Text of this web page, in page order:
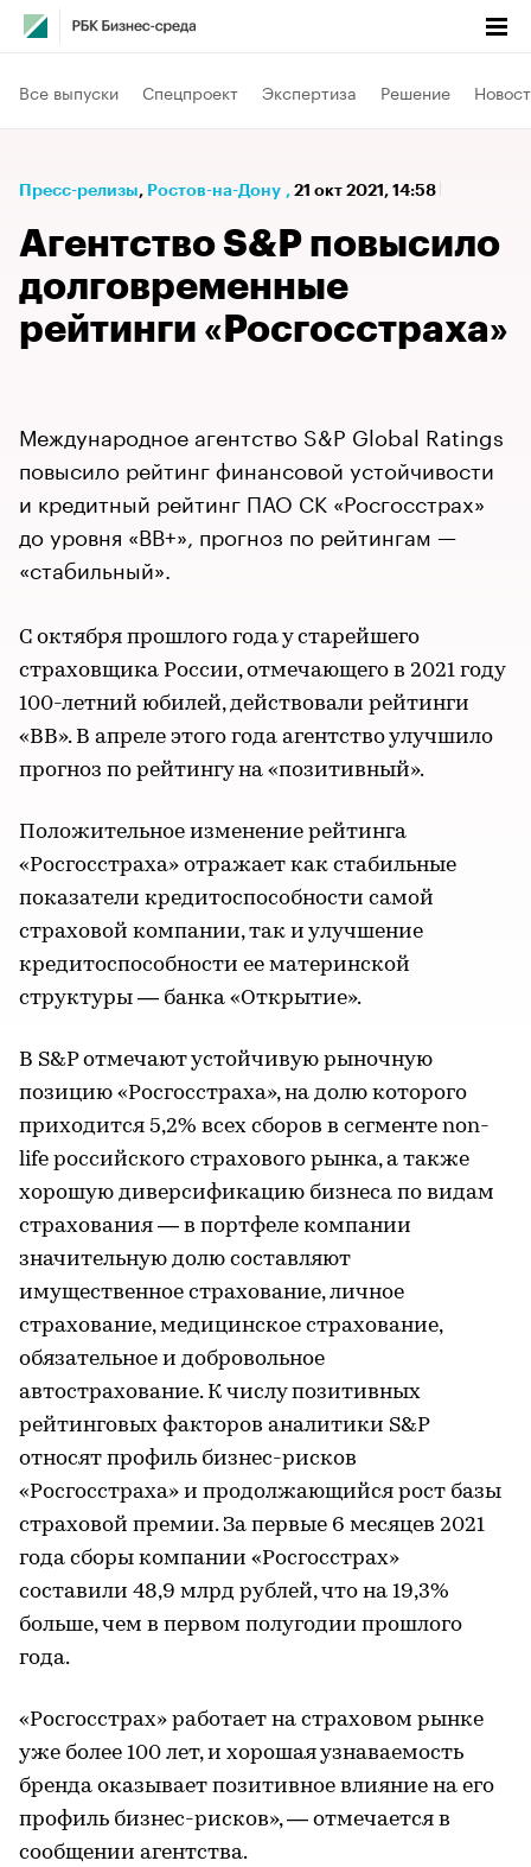
Все выпуски Спецпроект Экспертиза Решение
Пресс-релизы⁠, Ростов-на-Дону , 21 окт 2021, 14:58
Агентство S&P повысило
долговременные
рейтинги «Росгосстраха»
Международное агентство S&P Global Ratings
повысило рейтинг финансовой устойчивости
и кредитный рейтинг ПАО СК «Росгосстрах»
до уровня «BB+», прогноз по рейтингам —
«стабильный».
С октября прошлого года у старейшего
страховщика России, отмечающего в 2021 году
100-летний юбилей, действовали рейтинги
«BB». В апреле этого года агентство улучшило
прогноз по рейтингу на «позитивный».
Положительное изменение рейтинга
«Росгосстраха» отражает как стабильные
показатели кредитоспособности самой
страховой компании, так и улучшение
кредитоспособности ее материнской
структуры — банка «Открытие».
В S&P отмечают устойчивую рыночную
позицию «Росгосстраха», на долю которого
приходится 5,2% всех сборов в сегменте non-
life российского страхового рынка, а также
хорошую диверсификацию бизнеса по видам
страхования — в портфеле компании
значительную долю составляют
имущественное страхование, личное
страхование, медицинское страхование,
обязательное и добровольное
автострахование. К числу позитивных
рейтинговых факторов аналитики S&P
относят профиль бизнес-рисков
«Росгосстраха» и продолжающийся рост базы
страховой премии. За первые 6 месяцев 2021
года сборы компании «Росгосстрах»
составили 48,9 млрд рублей, что на 19,3%
больше, чем в первом полугодии прошлого
года.
«Росгосстрах» работает на страховом рынке
уже более 100 лет, и хорошая узнаваемость
бренда оказывает позитивное влияние на его
профиль бизнес-рисков», — отмечается в
сообщении агентства.